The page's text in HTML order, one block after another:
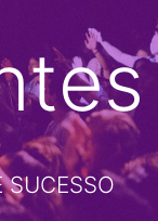
SUCESSO